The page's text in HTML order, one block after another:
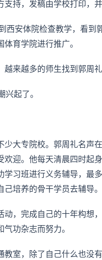
持，发稿由学校打印，并
西安体院检查教学，看
育学院进行推广。
来越多的师生找到郭周
起了。
少大专院校。郭周礼名声
欢迎。他每天清晨四时起
学习班进行义务辅导，最
培养的骨干学员去辅导。
动，完成自己的十年构想
功杂志而努力。
室，除了自己什么也没